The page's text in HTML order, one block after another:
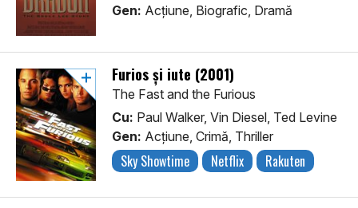
Gen: Acţiune, Biografic, Dramă
Furios și iute (2001)
The Fast and the Furious
Cu: Paul Walker, Vin Diesel, Ted Levine
Gen: Acţiune, Crimă, Thriller
Sky Showtime Netflix Rakuten